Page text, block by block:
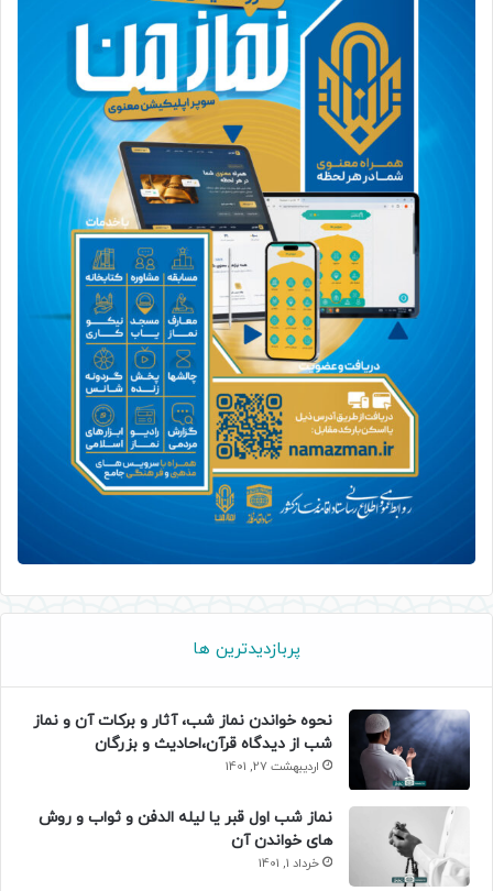
پربازدیدترین ها
نحوه خواندن نماز شب، آثار و برکات آن و نماز
شب از دیدگاه قرآن،احادیث و بزرگان
اردیبهشت 27, 1401
نماز شب اول قبر یا لیله الدفن و ثواب و روش
های خواندن آن
خرداد 1, 1401